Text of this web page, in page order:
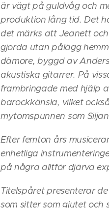
är vägt på guldvåg och
produktion lång tid. Det
det märks att Jeanett
gjorda utan pålägg
d´amore, byggd av
akustiska gitarrer. På
frambringade med hjälp
barockkänsla, vilket
mytomspunnen som
Efter femton års
enhetliga
på några alltför djärva
Titelspåret presenterar
som sitter som gjutet och